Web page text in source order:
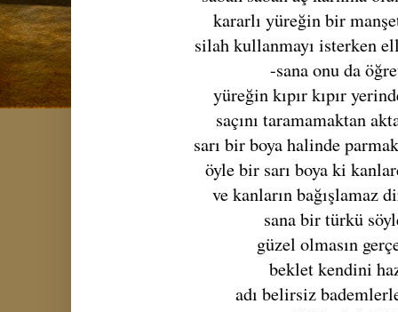
kararlı yüreğin bir
silah kullanmayı isterken
-sana onu da
yüreğin kıpır kıpır
saçını taramamaktan
sarı bir boya halinde
öyle bir sarı boya ki
ve kanların bağışlamaz
sana bir türkü
güzel olmasın
beklet kendini
adı belirsiz